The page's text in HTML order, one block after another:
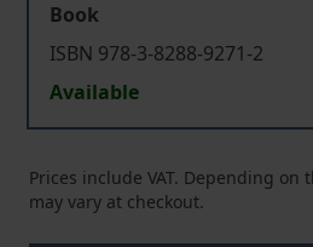
Book
ISBN 978-3-8288-9271-2
Available
Prices include VAT. Depending on
may vary at checkout.